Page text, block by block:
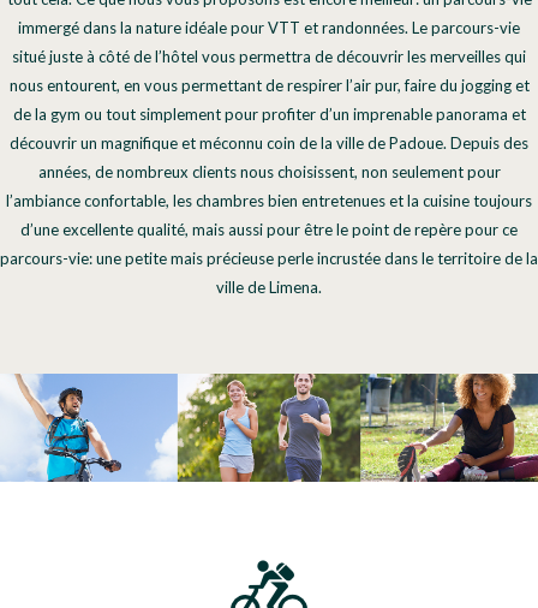
immergé dans la nature idéale pour VTT et randonnées. Le parcours-vie
situé juste à côté de l’hôtel vous permettra de découvrir les merveilles qui
nous entourent, en vous permettant de respirer l’air pur, faire du jogging et
de la gym ou tout simplement pour profiter d’un imprenable panorama et
découvrir un magnifique et méconnu coin de la ville de Padoue. Depuis des
années, de nombreux clients nous choisissent, non seulement pour
l’ambiance confortable, les chambres bien entretenues et la cuisine toujours
d’une excellente qualité, mais aussi pour être le point de repère pour ce
parcours-vie: une petite mais précieuse perle incrustée dans le territoire de la
ville de Limena.